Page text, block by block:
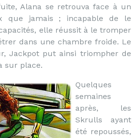
Alana se retrouva face à un
que jamais ; incapable de le
elle réussit à le tromper
dans une chambre froide. Le
Jackpot put ainsi triompher de
sur place.
Quelques
semaines
après, les
Skrulls ayant
été repoussés,